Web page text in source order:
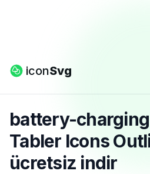
iconSvg
battery-
Tabler Icons
ücretsiz indir